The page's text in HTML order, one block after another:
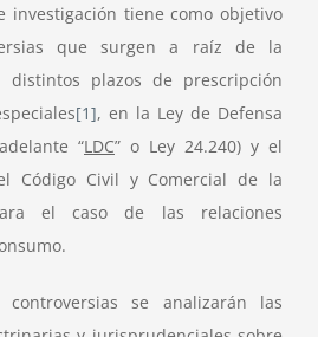
investigación tiene como objetivo
que surgen a raíz de la
distintos plazos de prescripción
[1], en la Ley de Defensa
“LDC” o Ley 24.240) y el
Código Civil y Comercial de la
el caso de las relaciones
se analizarán las